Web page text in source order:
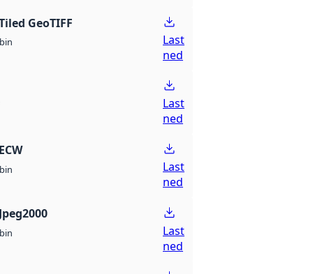
GeoTIFF
bin
Last
ned
Last
ned
bin
Last
ned
bin
Last
ned